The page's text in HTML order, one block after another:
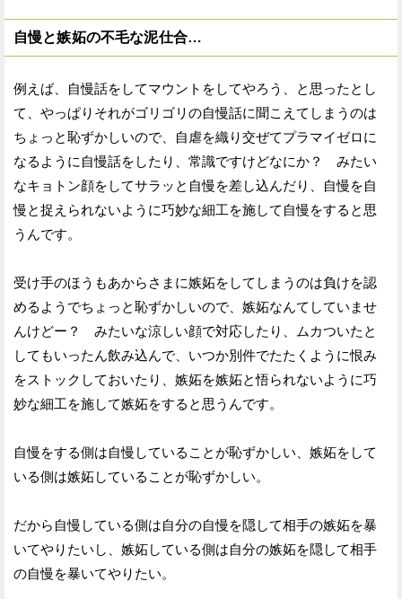
自慢と嫉妬の不毛な泥仕合…
例えば、自慢話をしてマウントをしてやろう、と思ったとし
て、やっぱりそれがゴリゴリの自慢話に聞こえてしまうのは
ちょっと恥ずかしいので、自虐を織り交ぜてプラマイゼロに
なるように自慢話をしたり、常識ですけどなにか？ みたい
なキョトン顔をしてサラッと自慢を差し込んだり、自慢を自
慢と捉えられないように巧妙な細工を施して自慢をすると思
うんです。
受け手のほうもあからさまに嫉妬をしてしまうのは負けを認
めるようでちょっと恥ずかしいので、嫉妬なんてしていませ
んけどー？ みたいな涼しい顔で対応したり、ムカついたと
してもいったん飲み込んで、いつか別件でたたくように恨み
をストックしておいたり、嫉妬を嫉妬と悟られないように巧
妙な細工を施して嫉妬をすると思うんです。
自慢をする側は自慢していることが恥ずかしい、嫉妬をして
いる側は嫉妬していることが恥ずかしい。
だから自慢している側は自分の自慢を隠して相手の嫉妬を暴
いてやりたいし、嫉妬している側は自分の嫉妬を隠して相手
の自慢を暴いてやりたい。